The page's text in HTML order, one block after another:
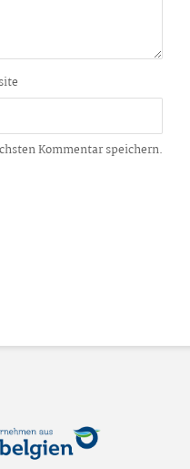
Kommentar speichern.